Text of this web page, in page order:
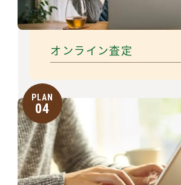
オンライン査定
PLAN
04